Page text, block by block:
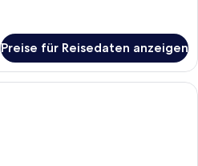
Preise für Reisedaten anzeigen
Ein Hotelzimmer mit einem großen